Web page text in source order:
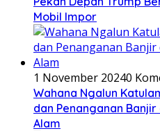
Mobil Impor
1 November 20240
Wahana Ngalun
dan Penanganan
Alam